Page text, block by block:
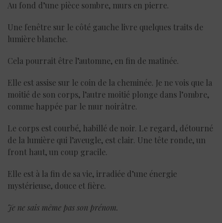
Au fond d’une pièce sombre, murs en pierre.
Une fenêtre sur le côté gauche livre quelques traits de
lumière blanche.
Cela pourrait être l’automne, en fin de matinée.
Elle est assise sur le coin de la cheminée. Je ne vois que la
moitié de son corps, l’autre moitié plonge dans l’ombre,
comme happée par le mur noirâtre.
Le corps est courbé, habillé de noir. Le regard, détourné
de la lumière qui l’aveugle, est clair. Une tête ronde, un
front haut, un coup gracile.
Elle est à la fin de sa vie, irradiée d’une énergie
mystérieuse, douce et fière.
Je ne sais même pas son prénom.